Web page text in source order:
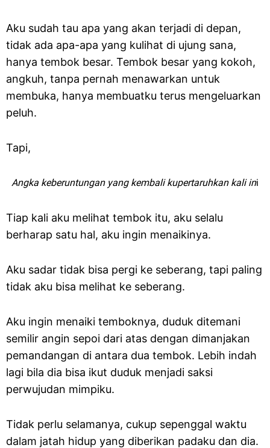
Aku sudah tau apa yang akan terjadi di depan,
tidak ada apa-apa yang kulihat di ujung sana,
hanya tembok besar. Tembok besar yang kokoh,
angkuh, tanpa pernah menawarkan untuk
membuka, hanya membuatku terus mengeluarkan
peluh.
Tapi,
Angka keberuntungan yang kembali kupertaruhkan kali ini
Tiap kali aku melihat tembok itu, aku selalu
berharap satu hal, aku ingin menaikinya.
Aku sadar tidak bisa pergi ke seberang, tapi paling
tidak aku bisa melihat ke seberang.
Aku ingin menaiki temboknya, duduk ditemani
semilir angin sepoi dari atas dengan dimanjakan
pemandangan di antara dua tembok. Lebih indah
lagi bila dia bisa ikut duduk menjadi saksi
perwujudan mimpiku.
Tidak perlu selamanya, cukup sepenggal waktu
dalam jatah hidup yang diberikan padaku dan dia.